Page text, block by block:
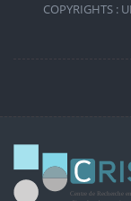
COPYRIGHTS :